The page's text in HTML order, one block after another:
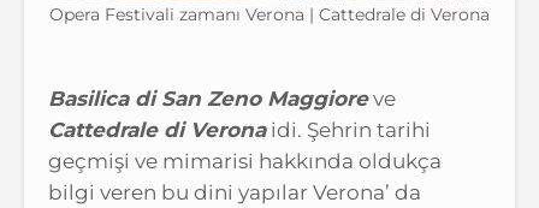
Opera Festivali zamanı Verona | Cattedrale di Verona
Basilica di San Zeno Maggioreve
Cattedrale di Veronaidi. Şehrin tarihi
geçmişi ve mimarisi hakkında oldukça
bilgi veren bu dini yapılar Verona’ da